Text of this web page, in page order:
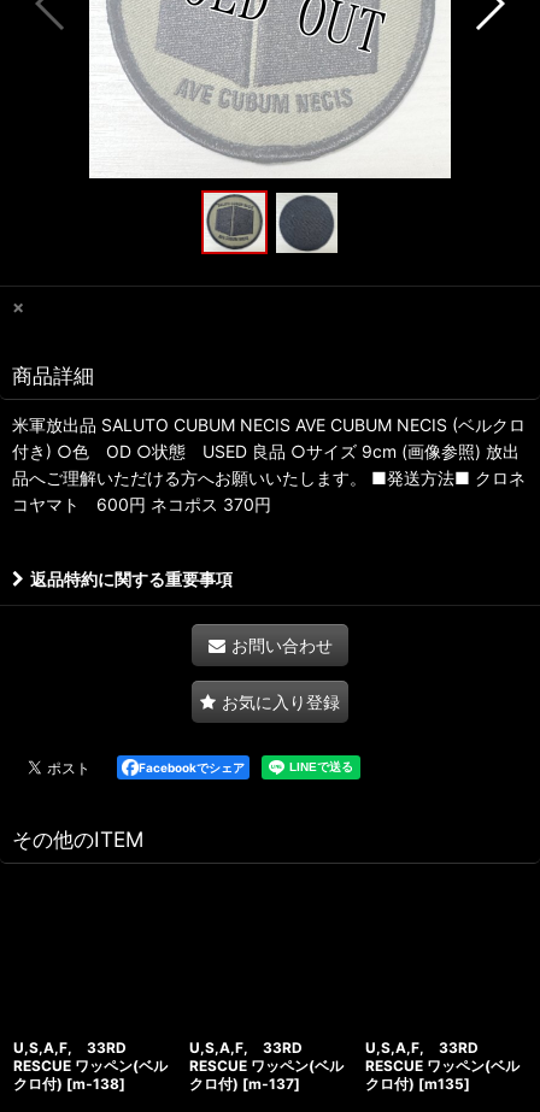
×
商品詳細
米軍放出品 SALUTO CUBUM NECIS AVE CUBUM NECIS (ベルクロ
付き) ○色 OD ○状態 USED 良品 ○サイズ 9cm (画像参照) 放出
品へご理解いただける方へお願いいたします。 ■発送方法■ クロネ
コヤマト 600円 ネコポス 370円
返品特約に関する重要事項
お問い合わせ
お気に入り登録
Facebookでシェア
その他のITEM
U,S,A,F, 33RD
RESCUE ワッペン(ベル
クロ付) [m‐138]
U,S,A,F, 33RD
RESCUE ワッペン(ベル
クロ付) [m‐137]
U,S,A,F, 33RD
RESCUE ワッペン(ベル
クロ付) [m135]